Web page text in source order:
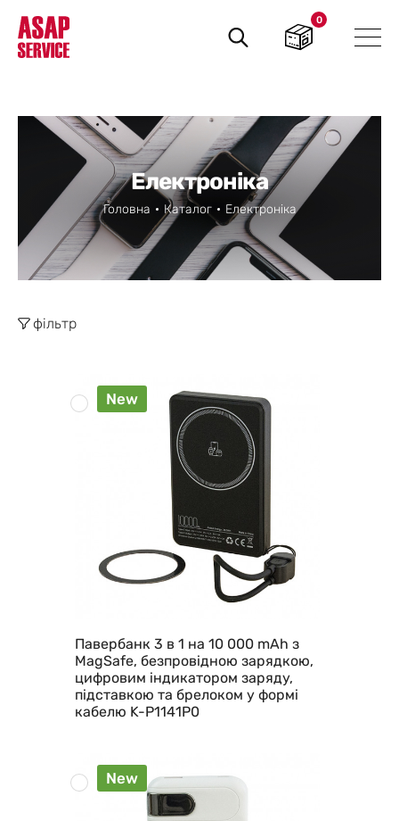
Пошук
товарів
0
Електроніка
Головна Каталог Електроніка
фільтр
New
Павербанк 3 в 1 на 10 000 mAh з
MagSafe, безпровідною зарядкою,
цифровим індикатором заряду,
підставкою та брелоком у формі
кабелю K-P1141P0
New